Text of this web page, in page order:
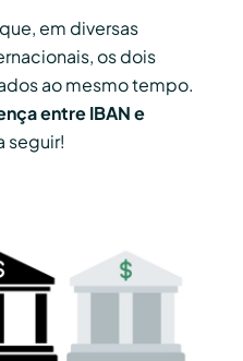
em diversas
os dois
ao mesmo tempo.
entre IBAN e
seguir!